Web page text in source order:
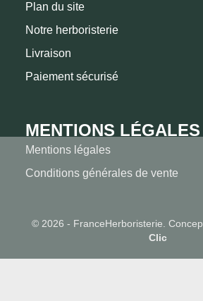
Plan du site
Notre herboristerie
Livraison
Paiement sécurisé
MENTIONS LÉGALES
Mentions légales
Conditions générales de vente
© 2026 - FranceHerboristerie.
Clic